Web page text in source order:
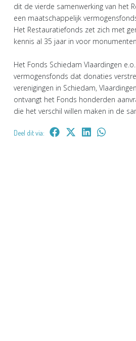
dit de vierde samenwerking van het
een maatschappelijk
Het Restauratiefonds zet zich met
kennis al 35 jaar in voor
Het Fonds Schiedam Vlaardingen
vermogensfonds dat donaties
verenigingen in Schiedam,
ontvangt het Fonds honderden
die het verschil willen maken in de
Deel dit via: